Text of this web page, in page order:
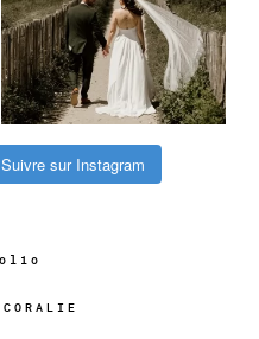
Suivre sur Instagram